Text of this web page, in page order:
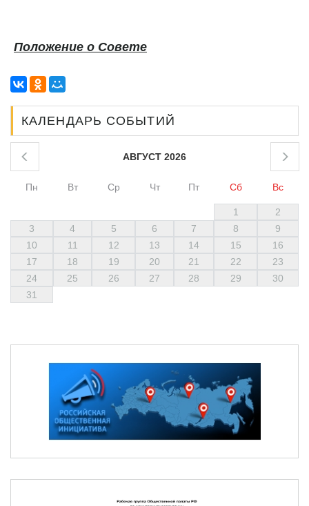
Положение о Совете
КАЛЕНДАРЬ СОБЫТИЙ
АВГУСТ 2026
Пн Вт Ср Чт Пт Сб Вс
1
2
3
4 5 6 7 8
9
10
11 12 13 14 15
16
17
18 19 20 21 22
23
24
25 26 27 28 29
30
31